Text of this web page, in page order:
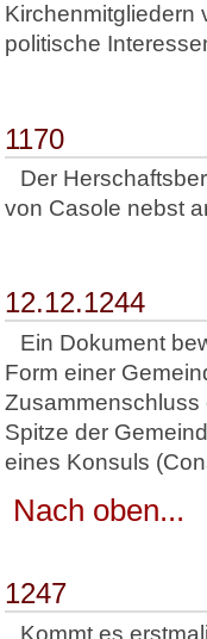
Kirchenmitgliedern
politische
1170
Der
von Casole nebst
12.12.1244
Ein Dokument
Form einer
Zusammenschluss
Spitze der
eines Konsuls
Nach oben...
1247
Kommt es